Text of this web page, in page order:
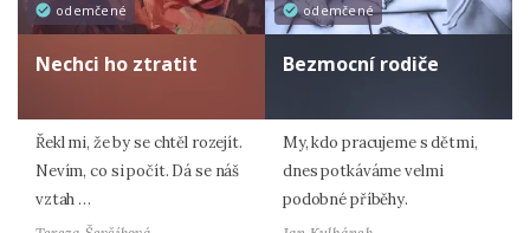
odemčené
Nechci ho ztratit
Řekl mi, že by se chtěl rozejít.
Nevím, co si počít. Dá se náš
vztah …
odemčené
Bezmocní rodiče
My, kdo pracujeme s dětmi,
dnes potkáváme velmi
podobné příběhy.